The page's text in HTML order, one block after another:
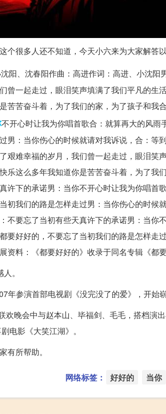
个很多人还不知道，今天小六来为大家解答
阳、沈春阳作曲：高进作词：高进、小沈
曾一起走过，眼泪笑声填满了我们平凡的
苦苦奋斗着，为了我们的家，为了孩子和我
不开心时让我为你唱首歌合：就算再大的风
男：当你伤心的时候就请对我诉说，合：等
艰难幸福的岁月，我们曾一起走过，眼泪笑
乐这么多年我知道你是苦苦奋斗着，为了我
许下的承诺男：当你不开心时让我为你唱首
初我们的路是怎样走过男：当你伤心的时
不要忘了当初有些天真许下的承诺男：当你
要好好的，不要忘了当初我们的路是怎样
资料：《都要好好的》收录于同名专辑《都
。
年参演首部电视剧《没完没了的爱》，开始
欢晚会中与赵本山、毕福剑、毛毛，搭档演
电影《大笑江湖》。
有所帮助。
网络标签： 好好的 当你